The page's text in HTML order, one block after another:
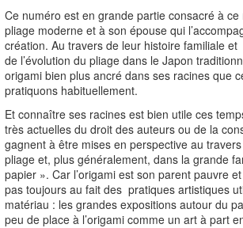
Ce numéro est en grande partie consacré à
pliage moderne et à son épouse qui
création. Au travers de leur histoire familiale et
de l’évolution du pliage dans le Japon
origami bien plus ancré dans ses racines que
pratiquons habituellement.
Et connaître ses racines est bien utile ces
très actuelles du droit des auteurs ou de la
gagnent à être mises en perspective au travers
pliage et, plus généralement, dans la grande
papier ». Car l’origami est son parent pauvre
pas toujours au fait des pratiques artistiques
matériau : les grandes expositions autour du
peu de place à l’origami comme un art à part